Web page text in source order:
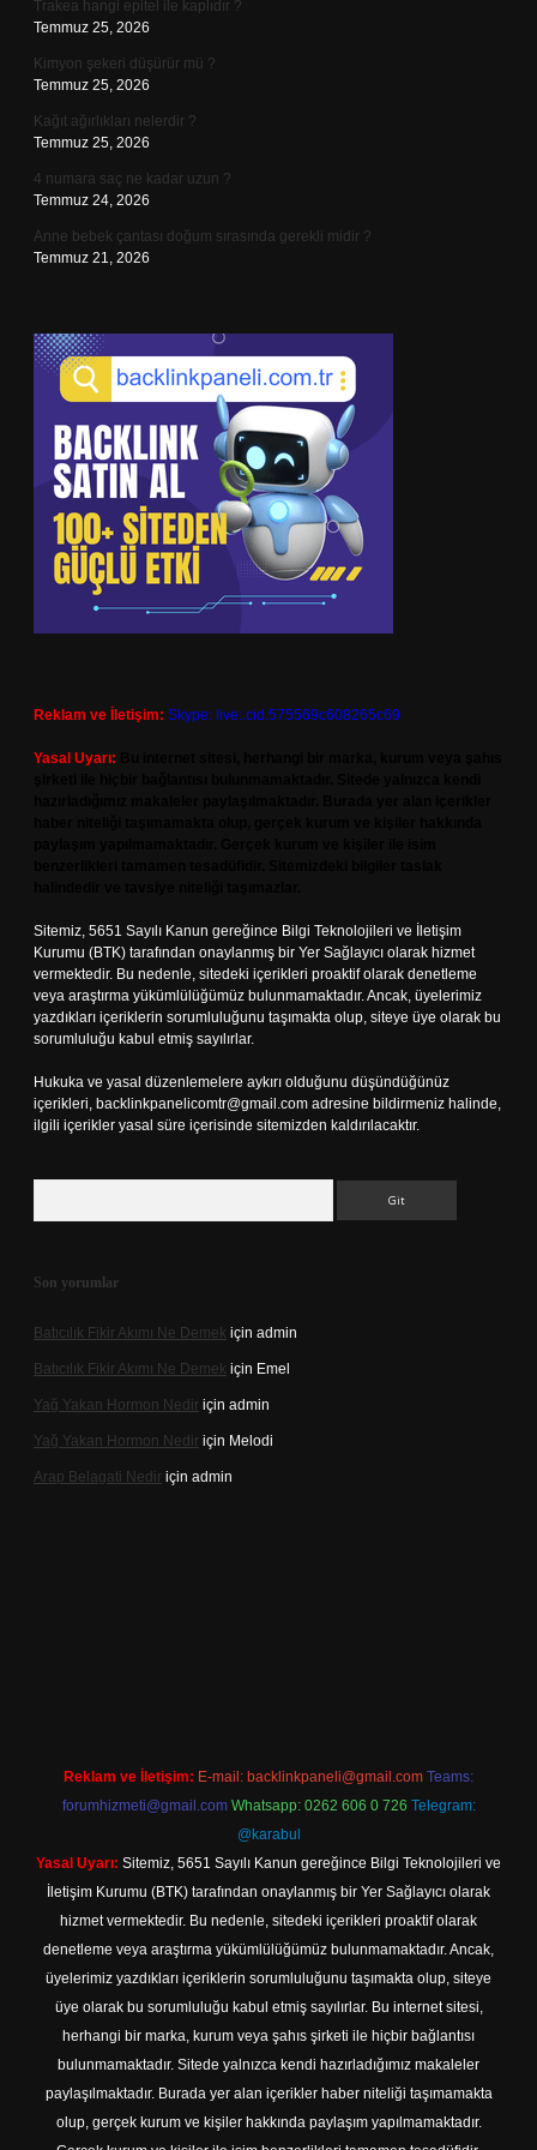
Trakea hangi epitel ile kaplıdır ?
Temmuz 25, 2026
Kimyon şekeri düşürür mü ?
Temmuz 25, 2026
Kağıt ağırlıkları nelerdir ?
Temmuz 25, 2026
4 numara saç ne kadar uzun ?
Temmuz 24, 2026
Anne bebek çantası doğum sırasında gerekli midir ?
Temmuz 21, 2026
Reklam ve İletişim: Skype: live:.cid.575569c608265c69
Yasal Uyarı:
Sitemiz, 5651 Sayılı Kanun gereğince Bilgi Teknolojileri ve İletişim
Kurumu (BTK) tarafından onaylanmış bir Yer Sağlayıcı olarak hizmet
vermektedir. Bu nedenle, sitedeki içerikleri proaktif olarak denetleme
veya araştırma yükümlülüğümüz bulunmamaktadır. Ancak, üyelerimiz
yazdıkları içeriklerin sorumluluğunu taşımakta olup, siteye üye olarak bu
sorumluluğu kabul etmiş sayılırlar.
Hukuka ve yasal düzenlemelere aykırı olduğunu düşündüğünüz
içerikleri, backlinkpanelicomtr@gmail.com adresine bildirmeniz halinde,
ilgili içerikler yasal süre içerisinde sitemizden kaldırılacaktır.
Son yorumlar
Batıcılık Fikir Akımı Ne Demek için admin
Batıcılık Fikir Akımı Ne Demek için Emel
Yağ Yakan Hormon Nedir için admin
Yağ Yakan Hormon Nedir için Melodi
Arap Belagati Nedir için admin
Reklam ve İletişim: E-mail: backlinkpaneli@gmail.com Teams:
forumhizmeti@gmail.com Whatsapp: 0262 606 0 726 Telegram:
@karabul
Yasal Uyarı: Sitemiz, 5651 Sayılı Kanun gereğince Bilgi Teknolojileri ve
İletişim Kurumu (BTK) tarafından onaylanmış bir Yer Sağlayıcı olarak
hizmet vermektedir. Bu nedenle, sitedeki içerikleri proaktif olarak
denetleme veya araştırma yükümlülüğümüz bulunmamaktadır. Ancak,
üyelerimiz yazdıkları içeriklerin sorumluluğunu taşımakta olup, siteye
üye olarak bu sorumluluğu kabul etmiş sayılırlar. Bu internet sitesi,
herhangi bir marka, kurum veya şahıs şirketi ile hiçbir bağlantısı
bulunmamaktadır. Sitede yalnızca kendi hazırladığımız makaleler
paylaşılmaktadır. Burada yer alan içerikler haber niteliği taşımamakta
olup, gerçek kurum ve kişiler hakkında paylaşım yapılmamaktadır.